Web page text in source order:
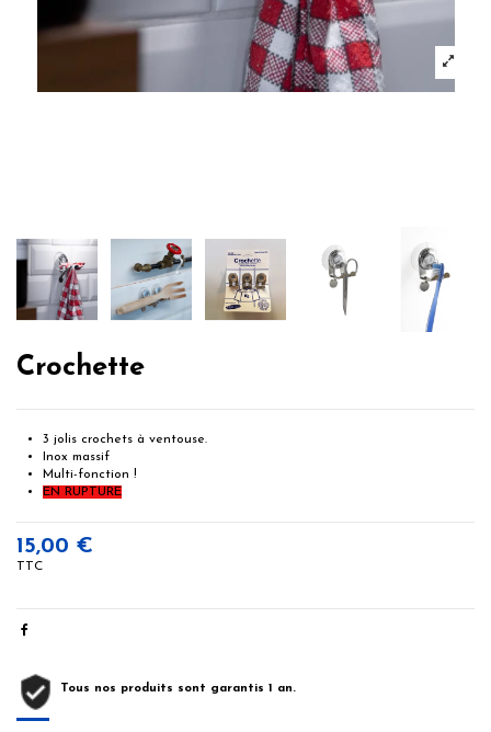
Crochette
3 jolis crochets à ventouse.
Inox massif
Multi-fonction !
EN RUPTURE
15,00 €
TTC
Tous nos produits sont garantis 1 an.